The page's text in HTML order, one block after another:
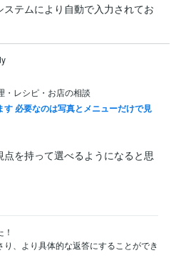
ステムにより自動で入力されてお
・レシピ・お店の相談
必要なのは写真とメニューだけで見
を持って選べるようになると思
り、より具体的な返答にすることができ